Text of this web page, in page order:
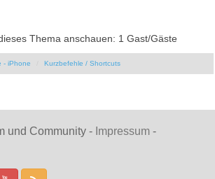
Thema anschauen: 1 Gast/Gäste
- iPhone Kurzbefehle / Shortcuts
und Community - Impressum -